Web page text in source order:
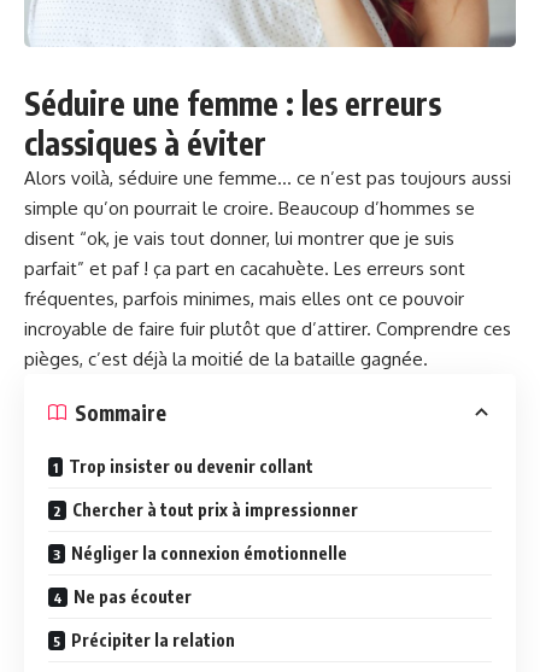
Séduire une femme : les erreurs
classiques à éviter
Alors voilà, séduire une femme… ce n’est pas toujours aussi
simple qu’on pourrait le croire. Beaucoup d’hommes se
disent “ok, je vais tout donner, lui montrer que je suis
parfait” et paf ! ça part en cacahuète. Les erreurs sont
fréquentes, parfois minimes, mais elles ont ce pouvoir
incroyable de faire fuir plutôt que d’attirer. Comprendre ces
pièges, c’est déjà la moitié de la bataille gagnée.
Sommaire
Trop insister ou devenir collant
Chercher à tout prix à impressionner
Négliger la connexion émotionnelle
Ne pas écouter
Précipiter la relation